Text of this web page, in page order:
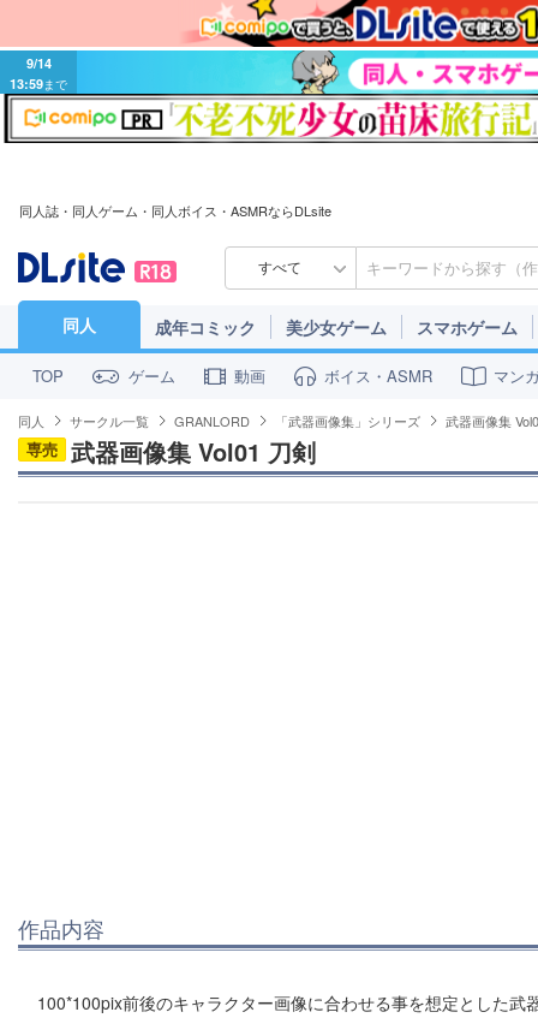
9/14
13:59まで
同人誌・同人ゲーム・同人ボイス・ASMRならDLsite
すべて
同人 成年コミック 美少女ゲーム スマホゲーム
TOP ゲーム 動画 ボイス・ASMR マン
同人 サークル一覧 GRANLORD 「武器画像集」シリーズ 武器画像集
専売 武器画像集 Vol01 刀剣
作品内容
100*100pix前後のキャラクター画像に合わせる事を想定とした武